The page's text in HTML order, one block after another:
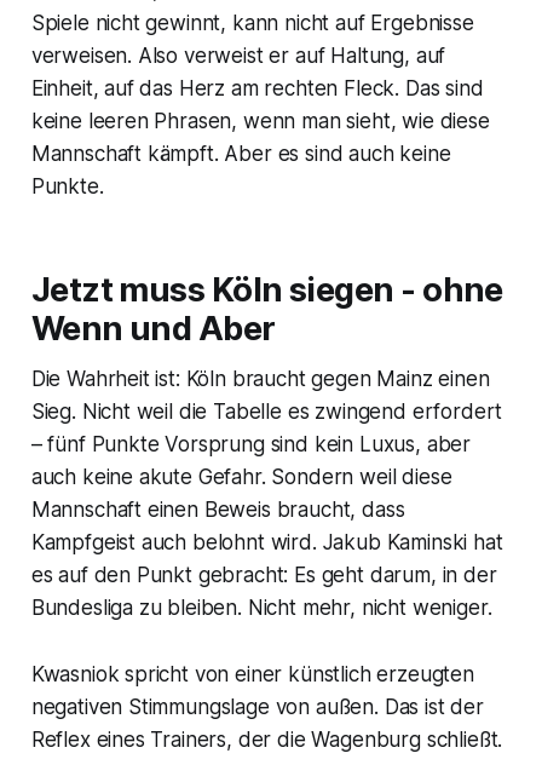
Spiele nicht gewinnt, kann nicht auf Ergebnisse
verweisen. Also verweist er auf Haltung, auf
Einheit, auf das Herz am rechten Fleck. Das sind
keine leeren Phrasen, wenn man sieht, wie diese
Mannschaft kämpft. Aber es sind auch keine
Punkte.
Jetzt muss Köln siegen - ohne
Wenn und Aber
Die Wahrheit ist: Köln braucht gegen Mainz einen
Sieg. Nicht weil die Tabelle es zwingend erfordert
– fünf Punkte Vorsprung sind kein Luxus, aber
auch keine akute Gefahr. Sondern weil diese
Mannschaft einen Beweis braucht, dass
Kampfgeist auch belohnt wird. Jakub Kaminski hat
es auf den Punkt gebracht: Es geht darum, in der
Bundesliga zu bleiben. Nicht mehr, nicht weniger.
Kwasniok spricht von einer künstlich erzeugten
negativen Stimmungslage von außen. Das ist der
Reflex eines Trainers, der die Wagenburg schließt.